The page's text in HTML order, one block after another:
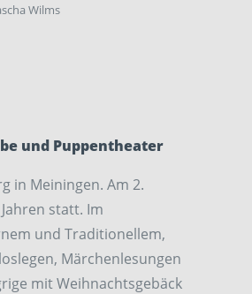
Wilms
und Puppentheater
in Meiningen. Am 2.
statt. Im
und Traditionellem,
Märchenlesungen
mit Weihnachtsgebäck